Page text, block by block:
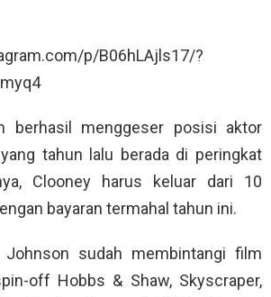
p/B06hLAjls17/?
berhasil menggeser posisi aktor
tahun lalu berada di peringkat
Clooney harus keluar dari 10
bayaran termahal tahun ini.
Johnson sudah membintangi film
off Hobbs & Shaw, Skyscraper,